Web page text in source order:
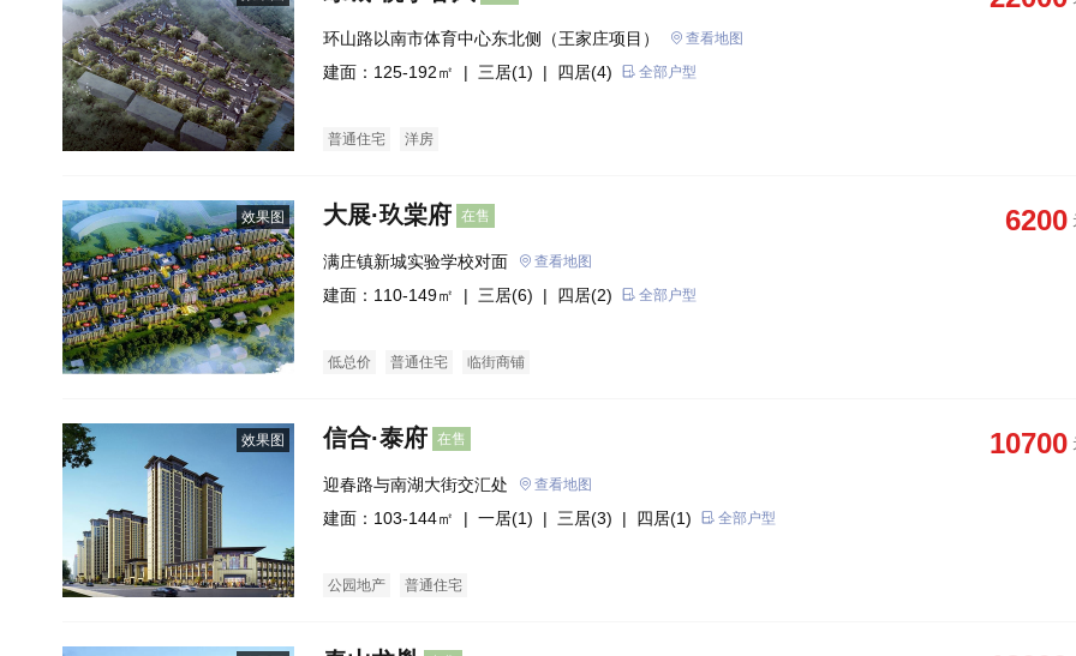
环山路以南市体育中心东北侧（王家庄项目） 查看地图
建面：125-192㎡ | 三居(1) | 四居(4) 全部户型
普通住宅 洋房
效果图 大展·玖棠府 在售 6200
满庄镇新城实验学校对面 查看地图
建面：110-149㎡ | 三居(6) | 四居(2) 全部户型
低总价 普通住宅 临街商铺
效果图 信合·泰府 在售 10700
迎春路与南湖大街交汇处 查看地图
建面：103-144㎡ | 一居(1) | 三居(3) | 四居(1) 全部户型
公园地产 普通住宅